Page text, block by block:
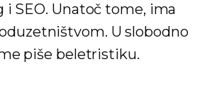
SEO. Unatoč tome, ima
U slobodno
piše beletristiku.